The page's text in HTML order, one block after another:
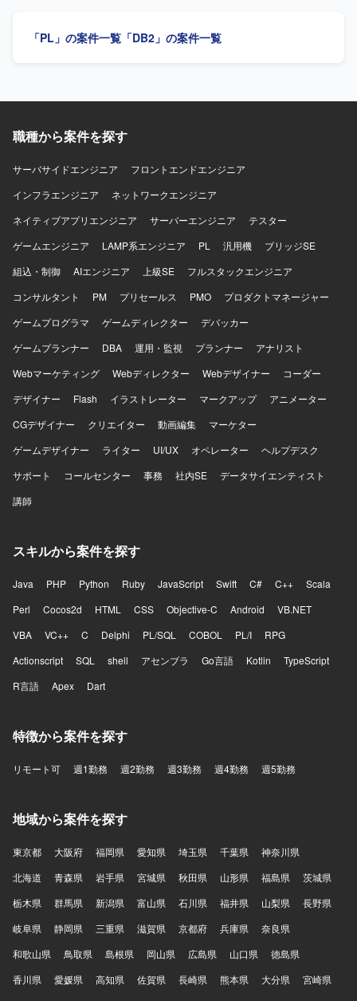
す。保守とマイグレーションの両方の視点を持ち、責任感
グレーション経験を同時に積むことができます。COBOLに
り、スキルの幅を広げていただけます。 【開発環境】 ＜ホ
WebApps、DB：HiRDB、DB2 フレームワーク：JSF 開発
ル：GITHub、Subversion（SVN）を利用しています。
「PL」の案件一覧 「DB2」の案件一覧
職種から案件を探す
サーバサイドエンジニア
フロントエンドエンジニア
インフラエンジニア
ネットワークエンジニア
ネイティブアプリエンジニア
サーバーエンジニア
テスター
ゲームエンジニア
LAMP系エンジニア PL 汎用機
ブリッジSE
組込・制御
AIエンジニア 上級SE
フルスタックエンジニア
コンサルタント
PM プリセールス PMO
プロダクトマネージャー
ゲームプログラマ
ゲームディレクター
デバッカー
ゲームプランナー
DBA 運用・監視 プランナー
アナリスト
Webマーケティング
Webディレクター Webデザイナー
コーダー
デザイナー
Flash イラストレーター マークアップ
アニメーター
CGデザイナー
クリエイター 動画編集
マーケター
ゲームデザイナー
ライター UI/UX オペレーター
ヘルプデスク
サポート
コールセンター 事務 社内SE
データサイエンティスト
講師
スキルから案件を探す
Java PHP Python Ruby JavaScript Swift C# C++
Scala
Perl
Cocos2d HTML CSS Objective-C Android
VB.NET
VBA
VC++ C Delphi PL/SQL COBOL PL/I
RPG
Actionscript
SQL shell アセンブラ Go言語 Kotlin
TypeScript
R言語
Apex Dart
特徴から案件を探す
リモート可 週1勤務 週2勤務 週3勤務 週4勤務 週5勤務
地域から案件を探す
東京都 大阪府 福岡県 愛知県 埼玉県 千葉県
神奈川県
北海道
青森県 岩手県 宮城県 秋田県 山形県 福島県
茨城県
栃木県
群馬県 新潟県 富山県 石川県 福井県 山梨県
長野県
岐阜県
静岡県 三重県 滋賀県 京都府 兵庫県
奈良県
和歌山県
鳥取県 島根県 岡山県 広島県 山口県
徳島県
香川県
愛媛県 高知県 佐賀県 長崎県 熊本県 大分県
宮崎県